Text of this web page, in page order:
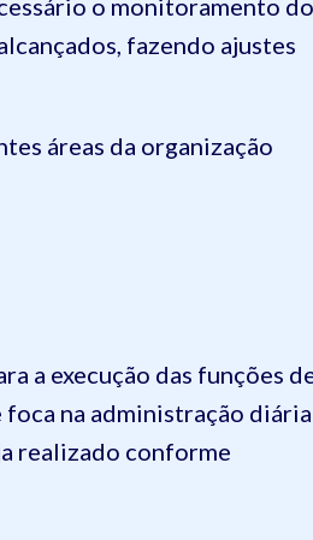
o monitoramento do
fazendo ajustes
áreas da organização
a execução das funções
foca na administração diária
realizado conforme